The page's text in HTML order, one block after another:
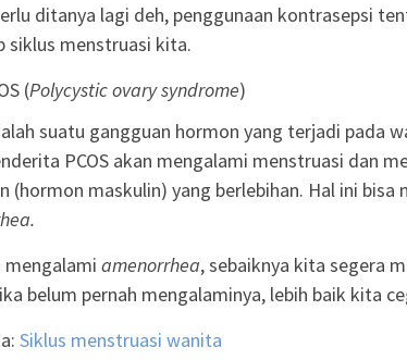
ditanya lagi deh, penggunaan kontrasepsi
siklus menstruasi kita.
(Polycystic ovary syndrome)
suatu gangguan hormon yang terjadi pada
PCOS akan mengalami menstruasi dan
(hormon maskulin) yang berlebihan. Hal ini bisa
mengalami amenorrhea, sebaiknya kita segera
belum pernah mengalaminya, lebih baik kita
Siklus menstruasi wanita